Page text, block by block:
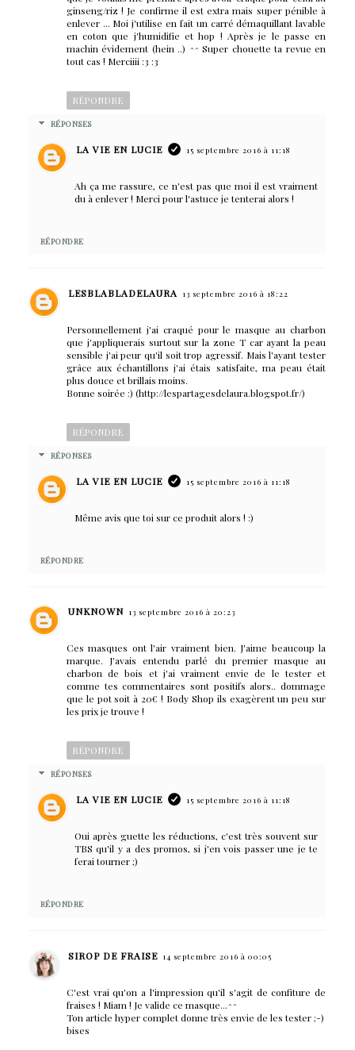
ginseng/riz ! Je confirme il est extra mais super pénible à
enlever ... Moi j'utilise en fait un carré démaquillant lavable
en coton que j'humidifie et hop ! Après je le passe en
machin évidement (hein ..) ^^ Super chouette ta revue en
tout cas ! Merciiii :3 :3
RÉPONDRE
RÉPONSES
LA VIE EN LUCIE 15 septembre 2016 à 11:18
Ah ça me rassure, ce n'est pas que moi il est vraiment
du à enlever ! Merci pour l'astuce je tenterai alors !
RÉPONDRE
LESBLABLADELAURA 13 septembre 2016 à 18:22
Personnellement j'ai craqué pour le masque au charbon
que j'appliquerais surtout sur la zone T car ayant la peau
sensible j'ai peur qu'il soit trop agressif. Mais l'ayant tester
grâce aux échantillons j'ai étais satisfaite, ma peau était
plus douce et brillais moins.
Bonne soirée :) (http://lespartagesdelaura.blogspot.fr/)
RÉPONDRE
RÉPONSES
LA VIE EN LUCIE 15 septembre 2016 à 11:18
Même avis que toi sur ce produit alors ! :)
RÉPONDRE
UNKNOWN 13 septembre 2016 à 20:23
Ces masques ont l'air vraiment bien. J'aime beaucoup la
marque. J'avais entendu parlé du premier masque au
charbon de bois et j'ai vraiment envie de le tester et
comme tes commentaires sont positifs alors.. dommage
que le pot soit à 20€ ! Body Shop ils exagèrent un peu sur
les prix je trouve !
RÉPONDRE
RÉPONSES
LA VIE EN LUCIE 15 septembre 2016 à 11:18
Oui après guette les réductions, c'est très souvent sur
TBS qu'il y a des promos, si j'en vois passer une je te
ferai tourner ;)
RÉPONDRE
SIROP DE FRAISE 14 septembre 2016 à 00:05
C'est vrai qu'on a l'impression qu'il s'agit de confiture de
fraises ! Miam ! Je valide ce masque...^^
Ton article hyper complet donne très envie de les tester ;-)
bises